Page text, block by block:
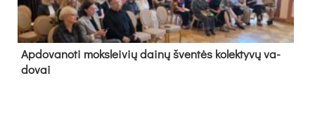
Ap­do­va­no­ti moks­lei­vių dai­nų šven­tės ko­lek­ty­vų va­
do­vai